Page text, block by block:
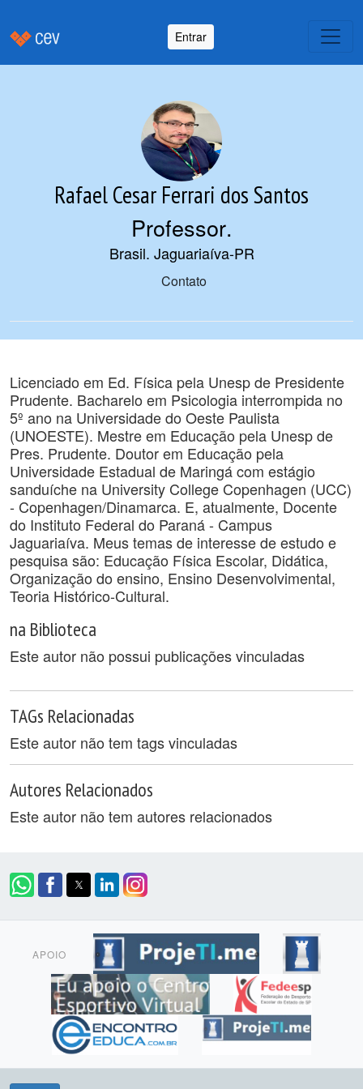
Entrar
Rafael Cesar Ferrari dos Santos
Professor.
Brasil. Jaguariaíva-PR
Contato
Licenciado em Ed. Física pela Unesp de Presidente
Prudente. Bacharelo em Psicologia interrompida no
5º ano na Universidade do Oeste Paulista
(UNOESTE). Mestre em Educação pela Unesp de
Pres. Prudente. Doutor em Educação pela
Universidade Estadual de Maringá com estágio
sanduíche na University College Copenhagen (UCC)
- Copenhagen/Dinamarca. E, atualmente, Docente
do Instituto Federal do Paraná - Campus
Jaguariaíva. Meus temas de interesse de estudo e
pesquisa são: Educação Física Escolar, Didática,
Organização do ensino, Ensino Desenvolvimental,
Teoria Histórico-Cultural.
na Biblioteca
Este autor não possui publicações vinculadas
TAGs Relacionadas
Este autor não tem tags vinculadas
Autores Relacionados
Este autor não tem autores relacionados
APOIO